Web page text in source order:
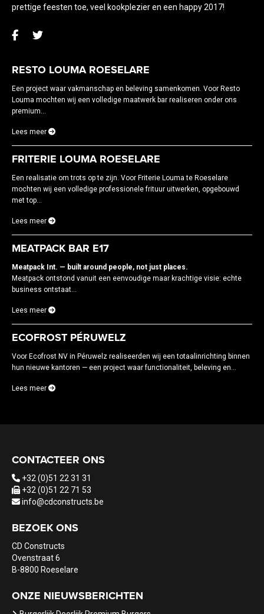
prettige feesten toe, veel kookplezier en een happy 2017!
RESTO LOUMA ROESELARE
Een project waar vakmanschap en beleving samenkomen. Voor Resto
Louma mochten wij een volledige maatwerk bar realiseren onder ons
premium...
Lees meer
FRITERIE LOUMA ROESELARE
Een realisatie om trots op te zijn. Voor Friterie Louma te Roeselare
mochten wij een volledige professionele frituur uitwerken, opgebouwd
met top...
Lees meer
MEATPACK BAR E17
Meatpack Int. — built around people, not just places.
Meatpack ontstond vanuit een eenvoudige maar krachtige visie: echte
business ontstaat...
Lees meer
ECOFROST PÉRUWELZ
Voor Ecofrost NV in Péruwelz realiseerden wij een totaalinrichting binnen
hun nieuwe kantoren — een project waar functionaliteit, beleving en...
Lees meer
CONTACTEER ONS
+32 (0)51 22 31 31
+32 (0)51 22 71 53
info@cdconstructs.be
BEZOEK ONS
CD Constructs
Ovenstraat 6
B-8800 Roeselare
ONZE NIEUWSBERICHTEN